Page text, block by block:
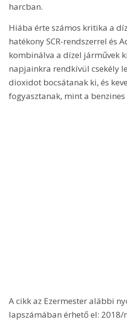
harcban.
Hiába érte számos kritika a
hatékony SCR-rendszerrel és
kombinálva a dízel járművek
napjainkra rendkívül csekély
dioxidot bocsátanak ki, és
fogyasztanak, mint a
A cikk az Ezermester alábbi
lapszámában érhető el: 2018/